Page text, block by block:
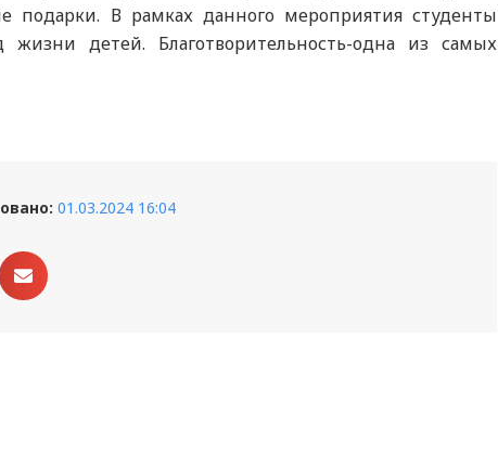
подарки. В рамках данного мероприятия студенты
детей. Благотворительность-одна из самых
01.03.2024 16:04